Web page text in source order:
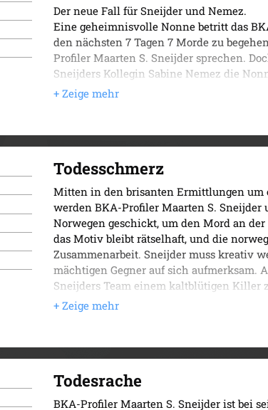
Der neue Fall für Sneijder und Nemez.
Eine geheimnisvolle Nonne betritt das
den nächsten 7 Tagen 7 Morde zu
Profiler Maarten S. Sneijder sprechen.
Sneijders Kollegin Sabine Nemez die
erste Mord passiert. Jetzt hat sie auch
Nonne in U-Haft sitzt, werden Sneijder
grausamen, dunklen Vergangenheit liegt …
Der fünfte Fall für Sneijder und Nemez.
Todesschmerz
Mitten in den brisanten Ermittlungen um
werden BKA-Profiler Maarten S. Sneijder
Norwegen geschickt, um den Mord an
das Motiv bleibt rätselhaft, und die
Zusammenarbeit. Sneijder muss kreativ
mächtigen Gegner auf sich aufmerksam.
Sneijders Team einem kaltblütigen Killer
bisher größten Herausforderung …
Todesrache
BKA-Profiler Maarten S. Sneijder ist bei